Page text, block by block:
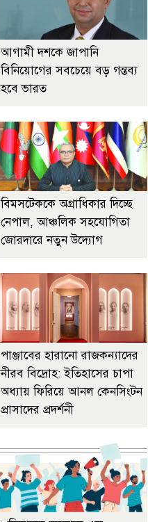
আগামী দশকে জাপানি
বিনিয়োগের সবচেয়ে বড় গন্তব্য
হবে ভারত
বিমসটেককে অগ্রাধিকার দিচ্ছে
নেপাল, আঞ্চলিক সহযোগিতা
জোরদারে নতুন উদ্যোগ
পাঞ্জাবের হারানো রাজকন্যাদের
নীরব বিদ্রোহ: ইতিহাসের চাপা
অধ্যায় ফিরিয়ে আনল কেনসিংটন
প্রাসাদের প্রদর্শনী